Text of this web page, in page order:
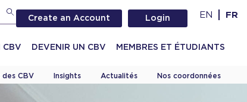
Create an Account Login EN FR
CBV DEVENIR UN CBV MEMBRES ET ÉTUDIANTS
CBV Insights Actualités Nos coordonnées